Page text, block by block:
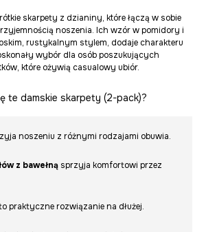
skarpety z dzianiny, które łączą w sobie
noszenia. Ich wzór w pomidory i
rustykalnym stylem, dodaje charakteru
wybór dla osób poszukujących
które ożywią casualowy ubiór.
te damskie skarpety (2-pack)?
noszeniu z różnymi rodzajami obuwia.
z bawełną sprzyja komfortowi przez
praktyczne rozwiązanie na dłużej.